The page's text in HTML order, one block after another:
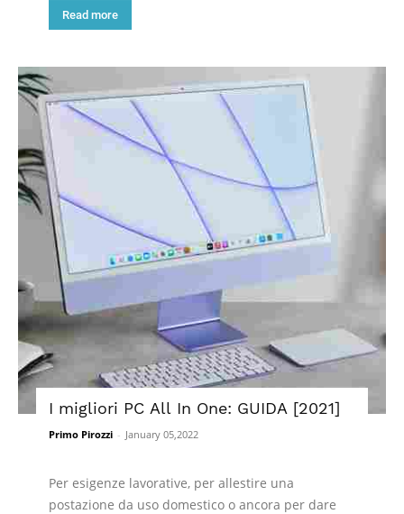
Read more
I migliori PC All In One: GUIDA [2021]
Primo Pirozzi - January 05,2022
Per esigenze lavorative, per allestire una
postazione da uso domestico o ancora per dare